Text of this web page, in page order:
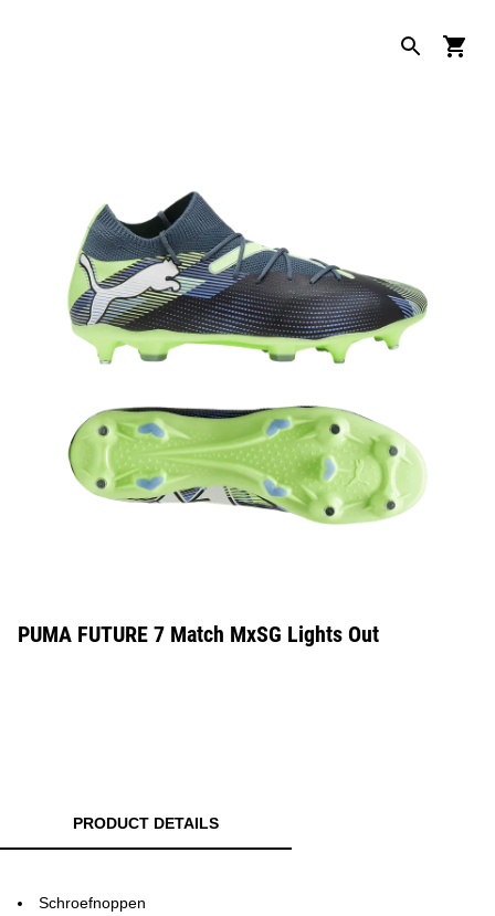
PUMA FUTURE 7 Match MxSG Lights Out
PRODUCT DETAILS
Schroefnoppen